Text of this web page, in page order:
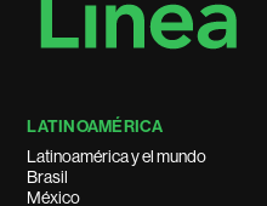
LATINOAMÉRICA
Latinoamérica y el mundo
Brasil
México